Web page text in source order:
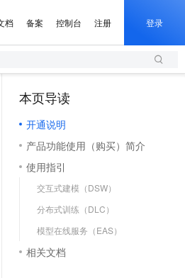
档 备案 控制台 注册 登录
本页导读
开通说明
产品功能使用（购买）简介
使用指引
交互式建模（DSW）
分布式训练（DLC）
模型在线服务（EAS）
相关文档
语音识别与合成
量应用服务器
字证书管理服务（原SSL证书）
现全站HTTPS，呈现可信的WEB访问
Agents：拥有专属领域专家
打造一站式影视创作平台
剧工坊：一站式动画创作平台
速生产连贯的高质量长漫剧
效部署网站，快速应用到小程序
活动
生产力先锋
锋实践拓展 AI 生产力的边界
天发布时刻
见，即是所愿
基础到进阶，Agent 创客手把手教你
创新加速
阿里云 OPC 创新助力计划
Token 补贴，五大权
益加速 OPC 成功
业服务
务伙伴合作计划
MaaS 服务伙伴赋能合作
伴信用分合作计划
更多支持
作伙伴培训与认证
询合作伙伴
录合作伙伴管理后台
发者社区
我要反馈
要建议
入我们
园招聘